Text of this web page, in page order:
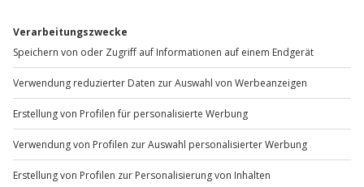
Mo-Fr: 9-17 Uhr
b2b@jochen-schweizer.de
www.b2b.jochen-schweizer.de/
Artikelnummer:59082